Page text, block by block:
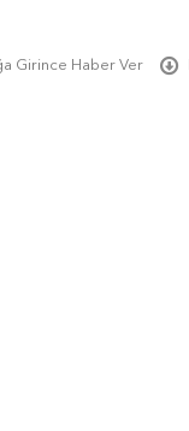
Girince Haber Ver